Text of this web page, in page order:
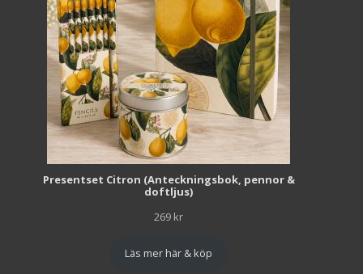
Presentset Citron (Anteckningsbok, pennor &
doftljus)
269 kr
Läs mer här & köp